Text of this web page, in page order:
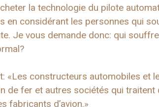
la technologie du pilote
en considérant les personnes qui
Je vous demande donc: qui
«Les constructeurs automobiles et
de fer et autres sociétés qui
fabricants d’avion.»